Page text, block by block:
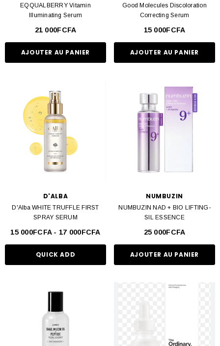
EQQUALBERRY Vitamin
Illuminating Serum
21 000FCFA
AJOUTER AU PANIER
Good Molecules Discoloration
Correcting Serum
15 000FCFA
AJOUTER AU PANIER
D'ALBA
D'Alba WHITE TRUFFLE FIRST
SPRAY SERUM
15 000FCFA - 17 000FCFA
QUICK ADD
NUMBUZIN
NUMBUZIN NAD + BIO LIFTING-
SIL ESSENCE
25 000FCFA
AJOUTER AU PANIER